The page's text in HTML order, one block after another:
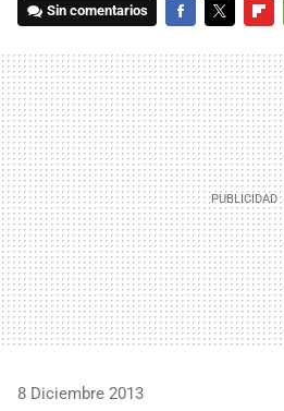
Sin comentarios
8 Diciembre 2013